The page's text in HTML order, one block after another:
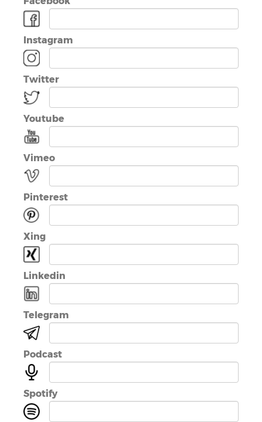
Instagram
Twitter
Youtube
Vimeo
Pinterest
Xing
Linkedin
Telegram
Podcast
Spotify